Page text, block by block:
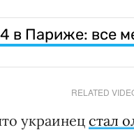
в Париже: все
RELATED
украинецстал